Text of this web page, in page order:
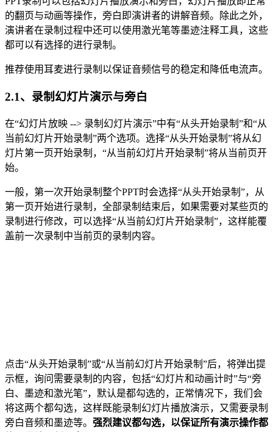
的翻页与动画等操作，旁白即演讲者的讲解音频。除此之外，
演讲者在录制过程中还可以使用激光笔等墨迹注释工具，这些
都可以有选择的进行录制。
推荐使用耳麦进行录制以保证音频信号的稳定和降低电流声。
2.1、录制幻灯片演示与旁白
在“幻灯片放映 --> 录制幻灯片演示”中有“从头开始录制”和“从
当前幻灯片开始录制”两个选项。选择“从头开始录制”将从幻
灯片第一页开始录制，“从当前幻灯片开始录制”将从当前页开
始。
一般，第一次开始录制整个PPT时会选择“从头开始录制”，从
第一页开始进行录制，全部录制结束后，如果需要对某些页的
录制进行修改，可以选择“从当前幻灯片开始录制”，这样能覆
盖前一次录制中当前页的录制内容。
点击“从头开始录制”或“从当前幻灯片开始录制”后，将弹出提
示框，询问需要录制的内容，包括“幻灯片和动画计时”与“旁
白、墨迹和激光笔”，默认是都勾选的，正常情况下，我们会
将这两个都勾选，这样既能录制幻灯片播放演示，又需要录制
旁白音频和墨迹等。 强烈建议都勾选，以保证所有演示操作都